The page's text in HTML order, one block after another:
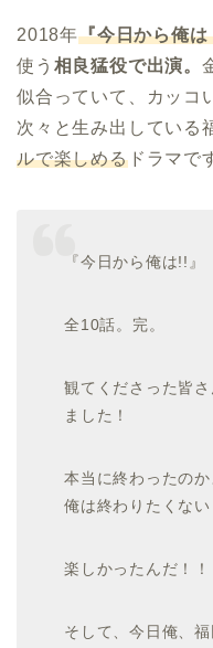
2018年『今日から俺は
使う 相良猛役で出演。
似合っていて、カッコ
次々と生み出している
ルで楽しめるドラマで
『今日から俺は!!』
全10話。完。
観てくださった皆
ました！
本当に終わったのか
俺は終わりたくない
楽しかったんだ！！
そして、今日俺、